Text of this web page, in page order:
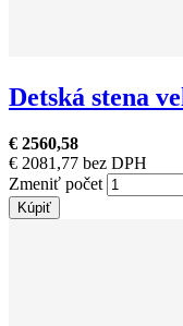
Detská stena
€ 2560,58
€ 2081,77 bez DPH
Zmeniť počet
Kúpiť